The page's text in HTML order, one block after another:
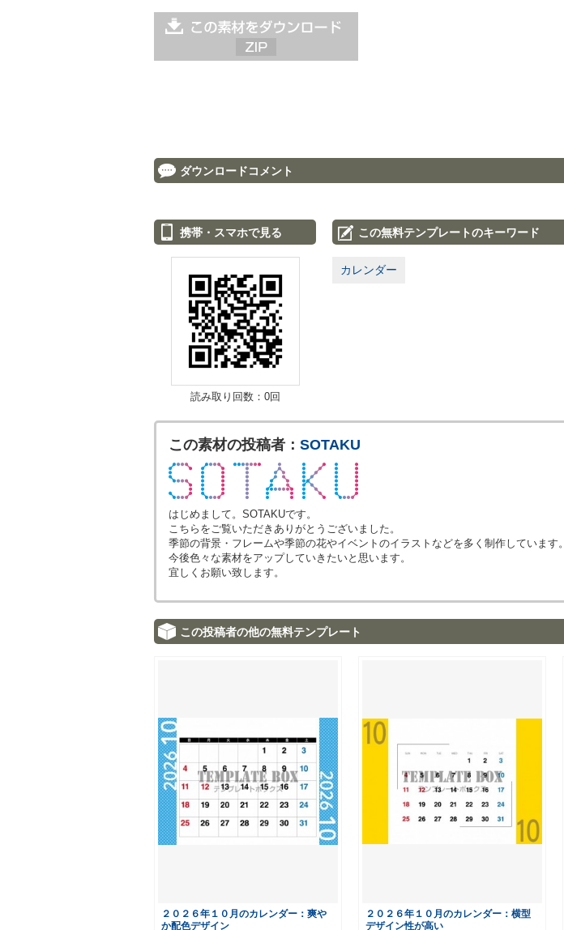
ダウンロードコメント
携帯・スマホで見る
読み取り回数：0回
この無料テンプレートのキーワード
カレンダー
この素材の投稿者： SOTAKU
はじめまして。SOTAKUです。
こちらをご覧いただきありがとうございました。
季節の背景・フレームや季節の花やイベントのイラストなどを多く制作しています。
今後色々な素材をアップしていきたいと思います。
宜しくお願い致します。
この投稿者の他の無料テンプレート
２０２６年１０月のカレンダー：爽や
か配色デザイン
２０２６年１０月のカレンダー：横型
デザイン性が高い